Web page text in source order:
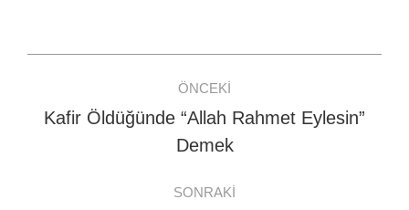
navigation
ÖNCEKI
Previous
post:
Kafir Öldüğünde “Allah Rahmet Eylesin”
Demek
SONRAKI